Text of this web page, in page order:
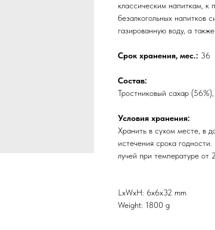
классическим напиткам, к
безалкогольных напитков
газированную воду, а
Срок хранения, мес.: 36
Состав:
Тростниковый сахар
Условия хранения:
Хранить в сухом месте, в
истечения срока
лучей при температуре
LxWxH: 6x6x32 mm
Weight: 1800 g